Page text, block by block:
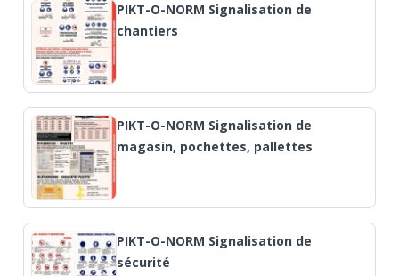
PIKT-O-NORM Signalisation de
chantiers
PIKT-O-NORM Signalisation de
magasin, pochettes, pallettes
PIKT-O-NORM Signalisation de
sécurité